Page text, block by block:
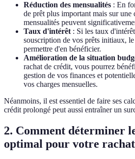
Réduction des mensualités : En
de prêt plus important mais sur une
mensualités peuvent
Taux d'intérêt : Si les taux
souscription de vos prêts initiaux,
permettre d'en bénéficier.
Amélioration de la situation
rachat de crédit, vous pourrez
gestion de vos finances et
vos charges mensuelles.
Néanmoins, il est essentiel de faire ses
crédit prolongé peut aussi entraîner un
2. Comment déterminer
optimal pour votre